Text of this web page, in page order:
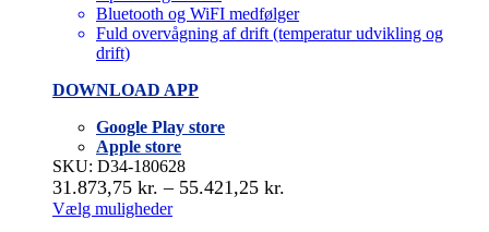
Bluetooth og WiFI medfølger
Fuld overvågning af drift (temperatur udvikling og
drift)
DOWNLOAD APP
Google Play store
Apple store
SKU: D34-180628
31.873,75 kr. – 55.421,25 kr.
Vælg muligheder